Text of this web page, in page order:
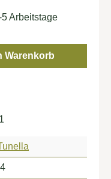
Arbeitstage
gewünschten
Warenkorb